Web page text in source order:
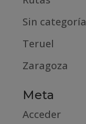
Sin categoría
Teruel
Zaragoza
Meta
Acceder